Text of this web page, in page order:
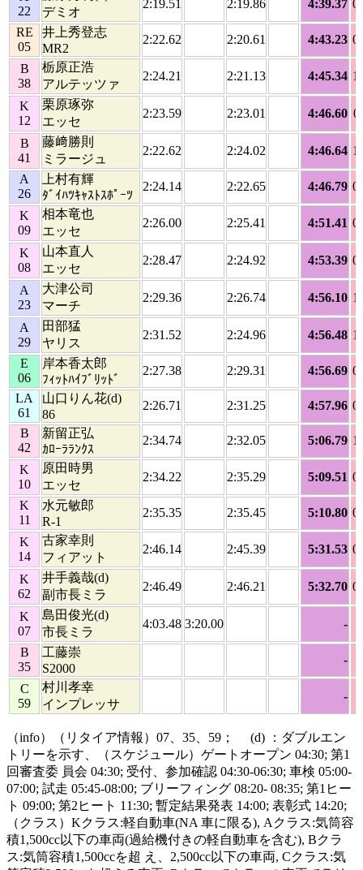
22
デミオ
2:19.51 2:19.86 4:39.37
RE
05
井上秀登志
MR2
2:22.62 2:20.61 4:43.23
B
38
栃原正浩
アルテッツァ
2:24.21 2:21.13 4:45.34
K
12
栗原琢弥
エッセ
2:23.59 2:23.01 4:46.60
B
41
藤﨑勝則
ミラージュ
2:22.62 2:24.02 4:46.64
A
26
上村有輝
ﾀﾞｲﾊﾂｷｬｽﾄｽﾎﾟｰﾂ
2:24.14 2:22.65 4:46.79
K
09
相本竜也
エッセ
2:26.00 2:25.41 4:51.41
K
08
山本直人
エッセ
2:28.47 2:24.92 4:53.39
A
23
大津公司
マーチ
2:29.36 2:26.74 4:56.10
A
29
田部猛
ヤリス
2:31.52 2:24.96 4:56.48
E
06
岸本香太郎
ﾌｨｯﾄﾊｲﾌﾞﾘｯﾄﾞ
2:27.38 2:29.31 4:56.69
LA
61
山口りん花(d)
86
2:26.71 2:31.25 4:57.96
B
42
新留正弘
ｶﾛｰﾗﾗﾝｸｽ
2:34.74 2:32.05 5:06.79
K
10
原田時男
エッセ
2:34.22 2:35.29 5:09.51
K
11
水元敏郎
R-1
2:35.35 2:35.45 5:10.80
K
14
古家幸則
フィアット
2:46.14 2:45.39 5:31.53
K
62
井手義哉(d)
副市長ミラ
2:46.49 2:46.21 5:32.70
K
07
島田俊光(d)
市長ミラ
4:03.48 3:20.00 -
B
35
工藤崇
S2000
-
C
59
村川孝幸
インプレッサ
-
（info）（リタイア情報）07、35、59； (d) ：ダブルエン
トリーを示す、（スケジュール）ゲートオープン 04:30; 第1
回審査委 員会 04:30; 受付、参加確認 04:30-06:30; 車検 05:00-
07:00; 試走 05:45-08:00; ブリーフィング 08:20- 08:35; 第1ヒー
ト 09:00; 第2ヒート 11:30; 暫定結果発表 14:00; 表彰式 14:20;
（クラス）Kクラス:軽自動車(NA 車に限る), Aクラス:気筒容
積1,500cc以下の車両(過給機付きの軽自動車を含む), Bクラ
ス:気筒容積1,500ccを超 え、2,500cc以下の車両, Cクラス:気